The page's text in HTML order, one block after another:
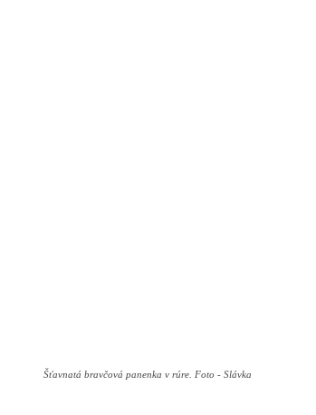
Šťavnatá bravčová panenka v rúre. Foto - Slávka